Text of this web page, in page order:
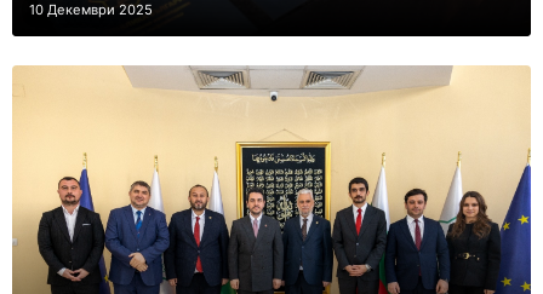
10 Декември 2025